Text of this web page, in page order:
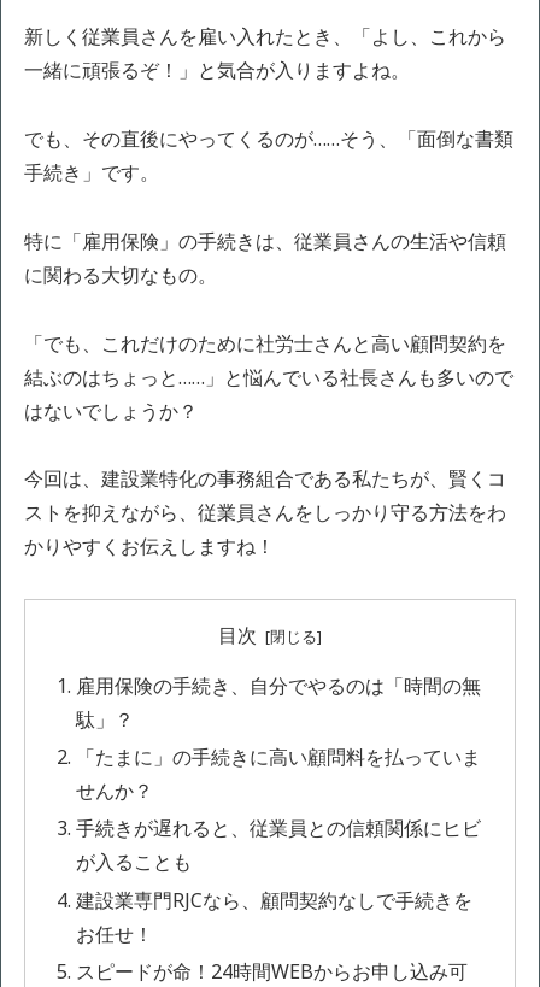
新しく従業員さんを雇い入れたとき、「よし、これから
一緒に頑張るぞ！」と気合が入りますよね。
でも、その直後にやってくるのが……そう、「面倒な書類
手続き」です。
特に「雇用保険」の手続きは、従業員さんの生活や信頼
に関わる大切なもの。
「でも、これだけのために社労士さんと高い顧問契約を
結ぶのはちょっと……」と悩んでいる社長さんも多いので
はないでしょうか？
今回は、建設業特化の事務組合である私たちが、賢くコ
ストを抑えながら、従業員さんをしっかり守る方法をわ
かりやすくお伝えしますね！
目次
雇用保険の手続き、自分でやるのは「時間の無
駄」？
「たまに」の手続きに高い顧問料を払っていま
せんか？
手続きが遅れると、従業員との信頼関係にヒビ
が入ることも
建設業専門RJCなら、顧問契約なしで手続きを
お任せ！
スピードが命！24時間WEBからお申し込み可